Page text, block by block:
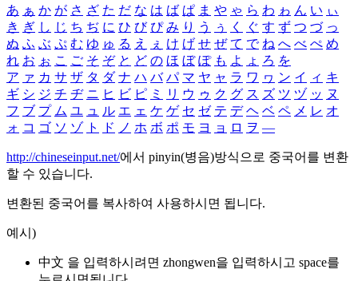
あ ぁ か が さ ざ た だ な は ば ぱ ま や ゃ ら わ ゎ ん い ぃ
き ぎ し じ ち ぢ に ひ び ぴ み り う ぅ く ぐ す ず つ づ っ
ぬ ふ ぶ ぷ む ゆ ゅ る え ぇ け げ せ ぜ て で ね へ べ ぺ め
れ お ぉ こ ご そ ぞ と ど の ほ ぼ ぽ も よ ょ ろ を
ア ァ カ サ ザ タ ダ ナ ハ バ パ マ ヤ ャ ラ ワ ヮ ン イ ィ キ
ギ シ ジ チ ヂ ニ ヒ ビ ピ ミ リ ウ ゥ ク グ ス ズ ツ ヅ ッ ヌ
フ ブ プ ム ユ ュ ル エ ェ ケ ゲ セ ゼ テ デ ヘ ベ ペ メ レ オ
ォ コ ゴ ソ ゾ ト ド ノ ホ ボ ポ モ ヨ ョ ロ ヲ ―
http://chineseinput.net/에서 pinyin(병음)방식으로 중국어를 변환
할 수 있습니다.
변환된 중국어를 복사하여 사용하시면 됩니다.
예시)
中文 을 입력하시려면 zhongwen을 입력하시고 space를